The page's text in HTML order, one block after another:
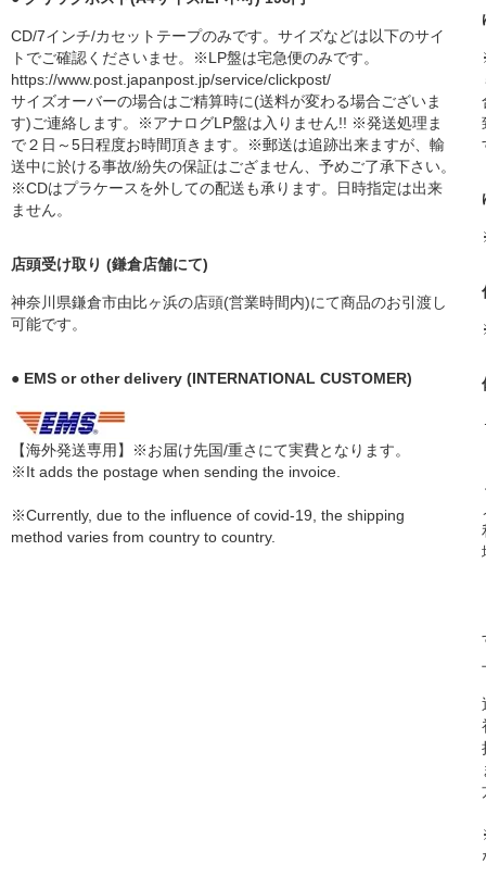
CD/7インチ/カセットテープのみです。サイズなどは以下のサイ
トでご確認くださいませ。※LP盤は宅急便のみです。
https://www.post.japanpost.jp/service/clickpost/
サイズオーバーの場合はご精算時に(送料が変わる場合ございま
す)ご連絡します。※アナログLP盤は入りません!! ※発送処理ま
で２日～5日程度お時間頂きます。※郵送は追跡出来ますが、輸
送中に於ける事故/紛失の保証はござません、予めご了承下さい。
※CDはプラケースを外しての配送も承ります。日時指定は出来
ません。
店頭受け取り (鎌倉店舗にて)
神奈川県鎌倉市由比ヶ浜の店頭(営業時間内)にて商品のお引渡し
可能です。
● EMS or other delivery (INTERNATIONAL CUSTOMER)
【海外発送専用】※お届け先国/重さにて実費となります。
※It adds the postage when sending the invoice.
※Currently, due to the influence of covid-19, the shipping
method varies from country to country.